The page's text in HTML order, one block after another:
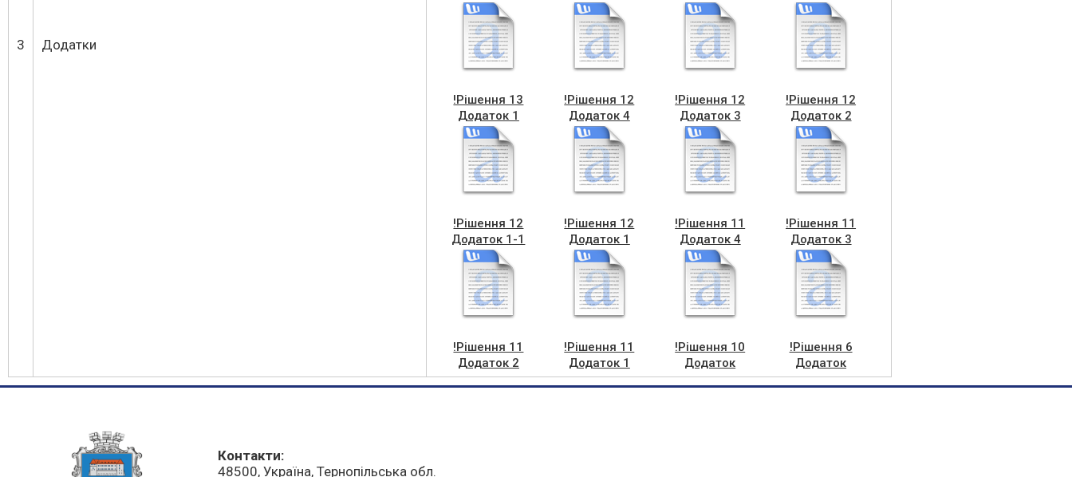
3 Додатки
!Рішення 13
Додаток 1
!Рішення 12
Додаток 4
!Рішення 12
Додаток 3
!Рішення 12
Додаток 2
!Рішення 12
Додаток 1-1
!Рішення 12
Додаток 1
!Рішення 11
Додаток 4
!Рішення 11
Додаток 3
!Рішення 11
Додаток 2
!Рішення 11
Додаток 1
!Рішення 10
Додаток
!Рішення 6
Додаток
Контакти:
48500, Україна, Тернопільська обл.